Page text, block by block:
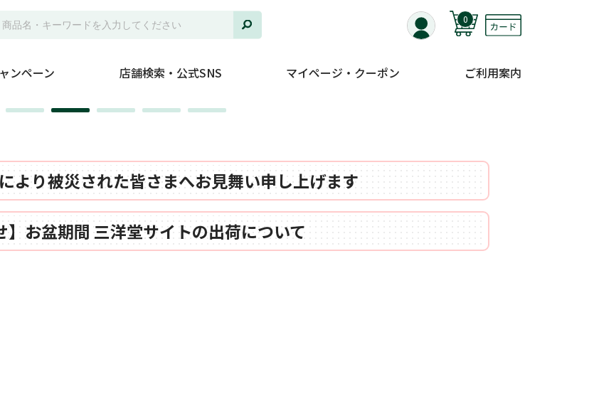
0
ンペーン 店舗検索・公式SNS マイページ・クーポン ご利用案内
より被災された皆さまへお見舞い申し上げます
】お盆期間 三洋堂サイトの出荷について